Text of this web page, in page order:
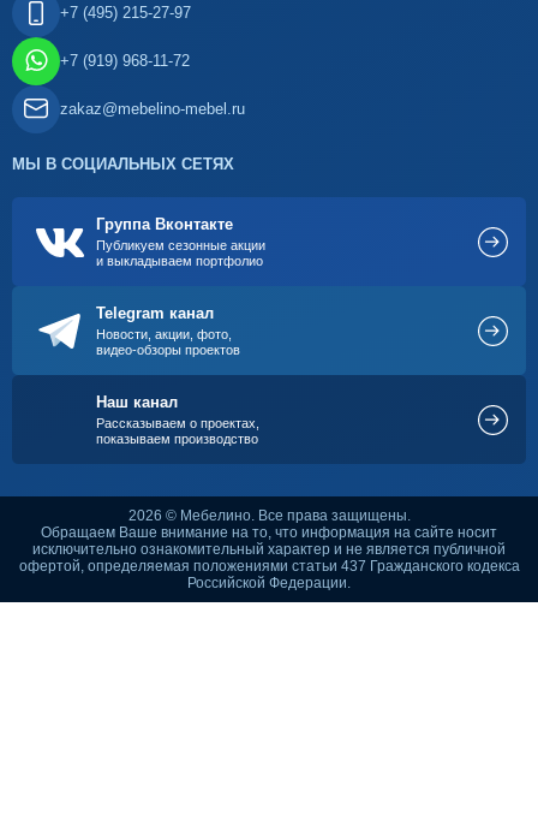
+7 (495) 215-27-97
+7 (919) 968-11-72
zakaz@mebelino-mebel.ru
МЫ В СОЦИАЛЬНЫХ СЕТЯХ
Группа Вконтакте
Публикуем сезонные акции
и выкладываем портфолио
Telegram канал
Новости, акции, фото,
видео-обзоры проектов
Наш канал
Рассказываем о проектах,
показываем производство
2026 © Мебелино. Все права защищены.
Обращаем Ваше внимание на то, что информация на сайте носит
исключительно ознакомительный характер и не является публичной
офертой, определяемая положениями статьи 437 Гражданского кодекса
Российской Федерации.